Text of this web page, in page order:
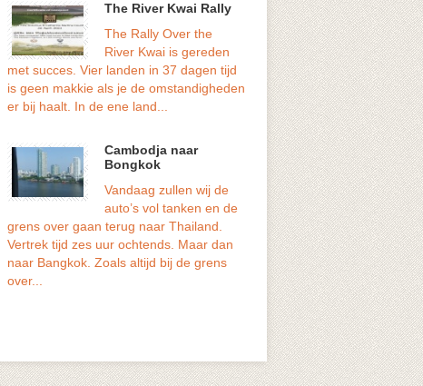
The River Kwai Rally
The Rally Over the
River Kwai is gereden
met succes. Vier landen in 37 dagen tijd
is geen makkie als je de omstandigheden
er bij haalt. In de ene land...
Cambodja naar
Bongkok
Vandaag zullen wij de
auto’s vol tanken en de
grens over gaan terug naar Thailand.
Vertrek tijd zes uur ochtends. Maar dan
naar Bangkok. Zoals altijd bij de grens
over...
In het zuiden
Vietnam ligt
stad van het land: Ho Chi
volksmond wordt de stad nog
zijn oude naam genoemd:
FOUTJE
Zoals ik
vermeld, dat
weer rijden heeft niet lang
VOLVO amazone met de
versnellingsbak heeft na 30
zelfde probleem. De...